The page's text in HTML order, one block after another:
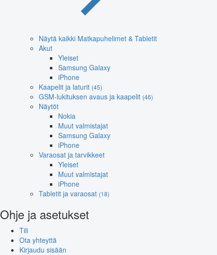
Näytä kaikki Matkapuhelimet & Tabletit
Akut
Yleiset
Samsung Galaxy
iPhone
Kaapelit ja laturit (45)
GSM-lukituksen avaus ja kaapelit (46)
Näytöt
Nokia
Muut valmistajat
Samsung Galaxy
iPhone
Varaosat ja tarvikkeet
Yleiset
Muut valmistajat
iPhone
Tabletit ja varaosat (18)
Ohje ja asetukset
Tili
Ota yhteyttä
Kirjaudu sisään